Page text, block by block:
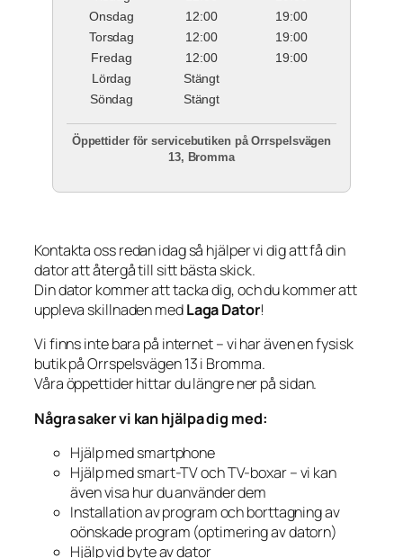
Onsdag
12:00
19:00
Torsdag
12:00
19:00
Fredag
12:00
19:00
Lördag
Stängt
Söndag
Stängt
Öppettider för servicebutiken på Orrspelsvägen
13, Bromma
Kontakta oss redan idag så hjälper vi dig att få din
dator att återgå till sitt bästa skick.
Din dator kommer att tacka dig, och du kommer att
uppleva skillnaden medLaga Dator!
Vi finns inte bara på internet – vi har även en fysisk
butik på Orrspelsvägen 13 i Bromma.
Våra öppettider hittar du längre ner på sidan.
Några saker vi kan hjälpa dig med:
Hjälp med smartphone
Hjälp med smart-TV och TV-boxar – vi kan
även visa hur du använder dem
Installation av program och borttagning av
oönskade program (optimering av datorn)
Hjälp vid byte av dator